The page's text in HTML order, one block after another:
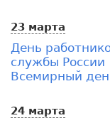
23 марта
День
службы России
Всемирный
24 марта